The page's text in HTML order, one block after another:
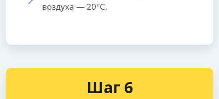
воздуха — 20°С.
Шаг 6